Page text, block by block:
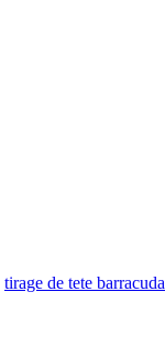
tirage de tete barracuda